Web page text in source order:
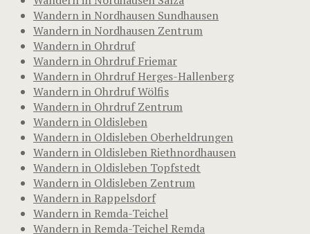
Wandern in Nordhausen Sundhausen
Wandern in Nordhausen Zentrum
Wandern in Ohrdruf
Wandern in Ohrdruf Friemar
Wandern in Ohrdruf Herges-Hallenberg
Wandern in Ohrdruf Wölfis
Wandern in Ohrdruf Zentrum
Wandern in Oldisleben
Wandern in Oldisleben Oberheldrungen
Wandern in Oldisleben Riethnordhausen
Wandern in Oldisleben Topfstedt
Wandern in Oldisleben Zentrum
Wandern in Rappelsdorf
Wandern in Remda-Teichel
Wandern in Remda-Teichel Remda